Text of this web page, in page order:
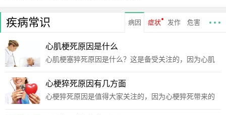
疾病常识 病因 症状 发作 危害
心肌梗死原因是什么
心肌梗塞猝死原因是什么？这是备受关注的，因为心肌
麻烦，所以大家要及早的了解这种疾病，并且积极帮助
大家找到针对性的治疗方案，而治疗之前大家首先要把
心梗猝死原因有几方面
心梗猝死原因是值得大家关注的，因为心梗猝死带来的